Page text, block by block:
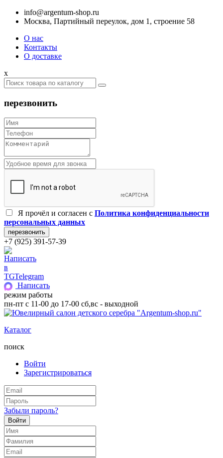
info@argentum-shop.ru
Москва, Партийный переулок, дом 1, строение 58
О нас
Контакты
О доставке
x
перезвонить
Я прочёл и согласен c Политика конфиденциальности
персональных данных
+7 (925) 391-57-39
Telegram
Написать
режим работы
пн-пт с 11-00 до 17-00 сб,вс - выходной
Каталог
поиск
Войти
Зарегистрироваться
Забыли пароль?
Войти